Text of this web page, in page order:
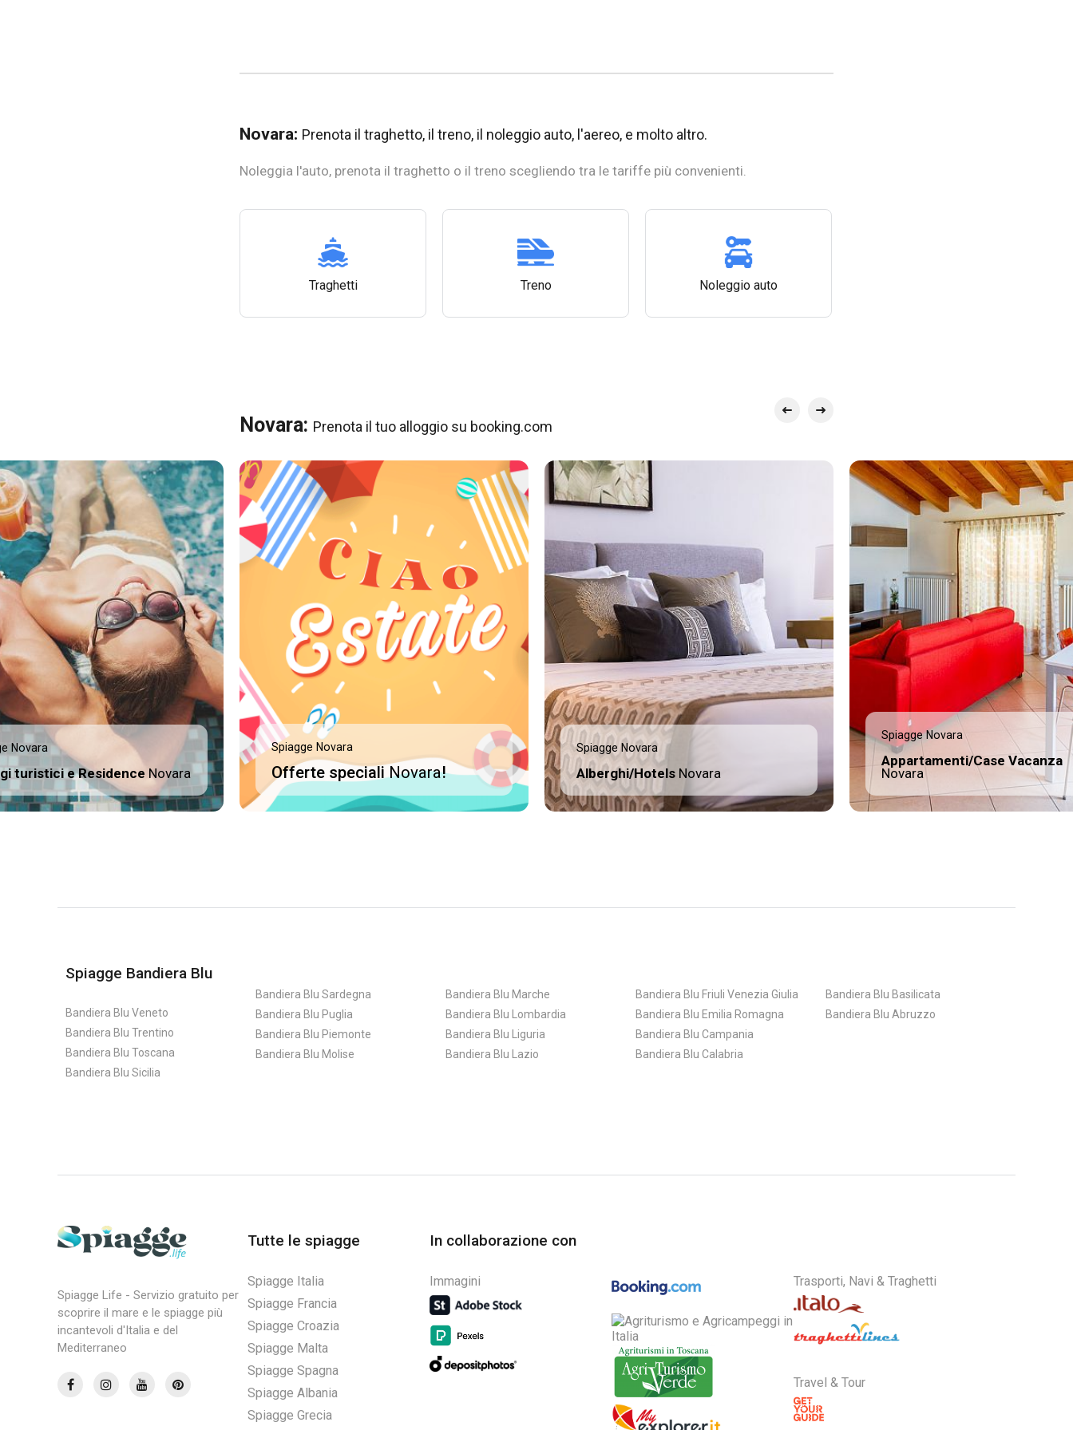
Novara: Prenota il traghetto, il treno, il noleggio auto, l'aereo, e molto altro.
Noleggia l'auto, prenota il traghetto o il treno scegliendo tra le tariffe più convenienti.
Traghetti Treno Noleggio auto
Novara: Prenota il tuo alloggio su booking.com
Novara
turistici e Residence Novara
Spiagge Novara
Offerte specialiNovara!
Spiagge Novara
Alberghi/Hotels Novara
Spiagge Novara
Appartamenti/Case Vacanza
Novara
Spiagge Bandiera Blu
Bandiera Blu Veneto
Bandiera Blu Trentino
Bandiera Blu Toscana
Bandiera Blu Sicilia
Bandiera Blu Sardegna
Bandiera Blu Puglia
Bandiera Blu Piemonte
Bandiera Blu Molise
Bandiera Blu Marche
Bandiera Blu Lombardia
Bandiera Blu Liguria
Bandiera Blu Lazio
Bandiera Blu Friuli Venezia Giulia
Bandiera Blu Emilia Romagna
Bandiera Blu Campania
Bandiera Blu Calabria
Bandiera Blu Basilicata
Bandiera Blu Abruzzo
Spiagge Life - Servizio gratuito per
scoprire il mare e le spiagge più
incantevoli d'Italia e del
Mediterraneo
Tutte le spiagge
Spiagge Italia
Spiagge Francia
Spiagge Croazia
Spiagge Malta
Spiagge Spagna
Spiagge Albania
Spiagge Grecia
In collaborazione con
Immagini Trasporti, Navi & Traghetti
Travel & Tour